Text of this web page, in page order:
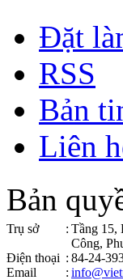
Đặt
RSS
Bản
Liên
Bản
Trụ sở : Tầng 15,
Công,
Điện thoại : 84-24-
Email
: